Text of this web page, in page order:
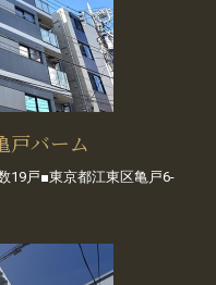
戸バーム
19戸■東京都江東区亀戸6-